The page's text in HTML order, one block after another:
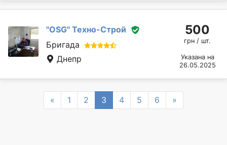
"OSG" Техно-Строй
Бригада
Днепр
500
грн / шт.
Указана на
26.05.2025
« Previous
1 2 3 4 5 6 »